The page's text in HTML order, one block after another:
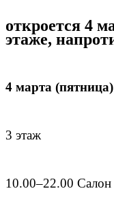
откроется 4
этаже,
4 марта (пятница)
3 этаж
10.00–22.00 Салон